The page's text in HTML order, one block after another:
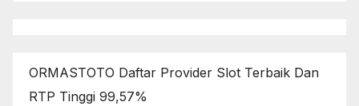
ORMASTOTO Daftar Provider Slot Terbaik Dan
RTP Tinggi 99,57%